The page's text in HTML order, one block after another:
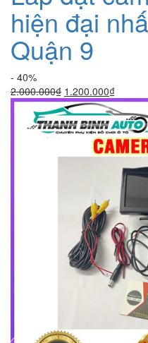
hiện đại
Quận 9
- 40%
2.000.000₫ Giá
gốc
là:
2.000.000₫.
1.200.000₫Giá
hiện
tại
là: